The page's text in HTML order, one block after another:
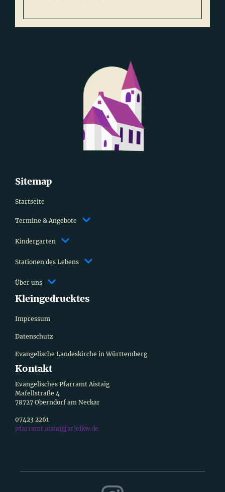
Sitemap
Startseite
Termine & Angebote
Kindergarten
Stationen des Lebens
Über uns
Kleingedrucktes
Impressum
Datenschutz
Evangelische Landeskirche in Württemberg
Kontakt
Evangelisches Pfarramt Aistaig
Mafellstraße 4
78727 Oberndorf am Neckar
07423 2261
pfarramt.aistaig[at]elkw.de